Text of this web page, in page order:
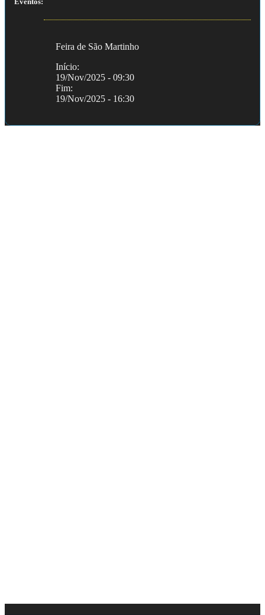
Feira de São Martinho
Início:
19/Nov/2025 - 09:30
Fim:
19/Nov/2025 - 16:30